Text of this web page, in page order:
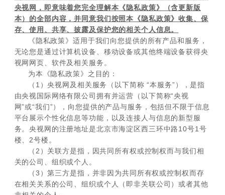
央视网，即意味着您完全理解本《隐私政策》（含更新版
本）的全部内容，并同意我们按照本《隐私政策》收集、保
存、使用、共享、披露及保护您的相关个人信息。
《隐私政策》适用于我们向您提供的所有产品和服务，
无论您是通过计算机设备、移动设备或其他终端设备获得央
视网网页、软件及相关服务。
为本《隐私政策》之目的：
（1）央视网及相关服务（以下简称 “本服务”），是指
由央视国际网络有限公司拥有并运营（以下简称“央视
网”或“我们”），向您提供的产品与服务，包括但不限于信息
平台展示个性化信息等功能，以及连接人与信息的新型服
务。央视网的注册地址是北京市海淀区西三环中路10号1号
楼、2号楼。
（2）关联方是指，因共同所有权或控制权而与我们相
关的公司、组织或个人。
（3）第三方是指，并非因为共同所有权或控制权而存
在相关关系的公司、组织或个人（即非关联公司）或者其他